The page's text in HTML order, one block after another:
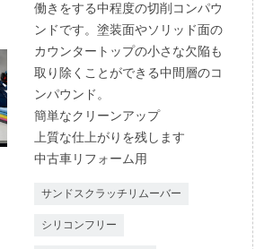
働きをする中程度の切削コンパウ
ンドです。塗装面やソリッド面の
カウンタートップの小さな欠陥も
取り除くことができる中間層のコ
ンパウンド。
簡単なクリーンアップ
上質な仕上がりを残します
中古車リフォーム用
サンドスクラッチリムーバー
シリコンフリー